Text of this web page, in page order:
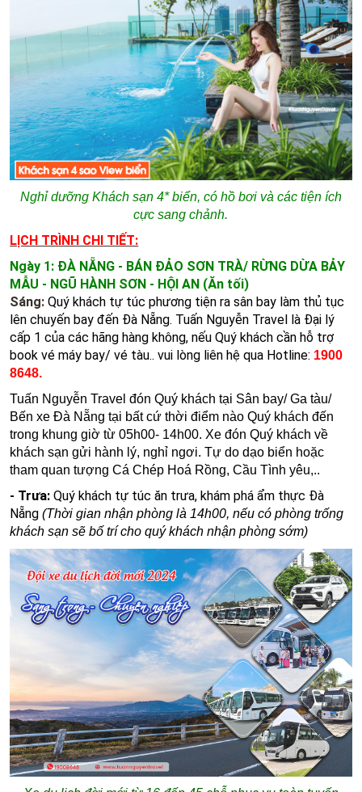
Nghỉ dưỡng Khách sạn 4* biển, có hồ bơi và các tiện ích
cực sang chảnh.
LỊCH TRÌNH CHI TIẾT:
Ngày 1: ĐÀ NẴNG - BÁN ĐẢO SƠN TRÀ/ RỪNG DỪA BẢY
MẪU - NGŨ HÀNH SƠN - HỘI AN (Ăn tối)
Sáng: Quý khách tự túc phương tiện ra sân bay làm thủ tục
lên chuyến bay đến Đà Nẵng. Tuấn Nguyễn Travel là Đại lý
cấp 1 của các hãng hàng không, nếu Quý khách cần hỗ trợ
book vé máy bay/ vé tàu.. vui lòng liên hệ qua Hotline: 1900
8648.
Tuấn Nguyễn Travel đón Quý khách tại Sân bay/ Ga tàu/
Bến xe Đà Nẵng tại bất cứ thời điểm nào Quý khách đến
trong khung giờ từ 05h00- 14h00. Xe đón Quý khách về
khách sạn gửi hành lý, nghỉ ngơi.Tự do dạo biển hoặc
tham quan tượng Cá Chép Hoá Rồng, Cầu Tình yêu,..
- Trưa: Quý khách tự túc ăn trưa, khám phá ẩm thực Đà
Nẵng (Thời gian nhận phòng là 14h00, nếu có phòng trống
khách sạn sẽ bố trí cho quý khách nhận phòng sớm)